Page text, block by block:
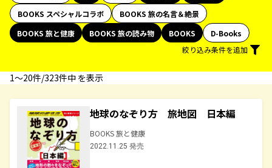
BOOKS スペシャルコラボ
BOOKS 旅の名言＆絶景
BOOKS 旅と健康
BOOKS 旅の読み物 BOOKS
D-Books
絞り込み条件を追加
1〜20件/323件中 を表示
地球のなぞり方 旅地図 日本編
BOOKS 旅と健康
2022.11.25 発売